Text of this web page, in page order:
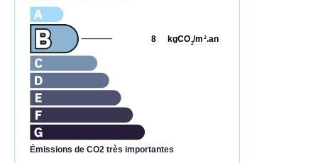
Émissions de CO2 très importantes
kgCO2/m 2.an
8